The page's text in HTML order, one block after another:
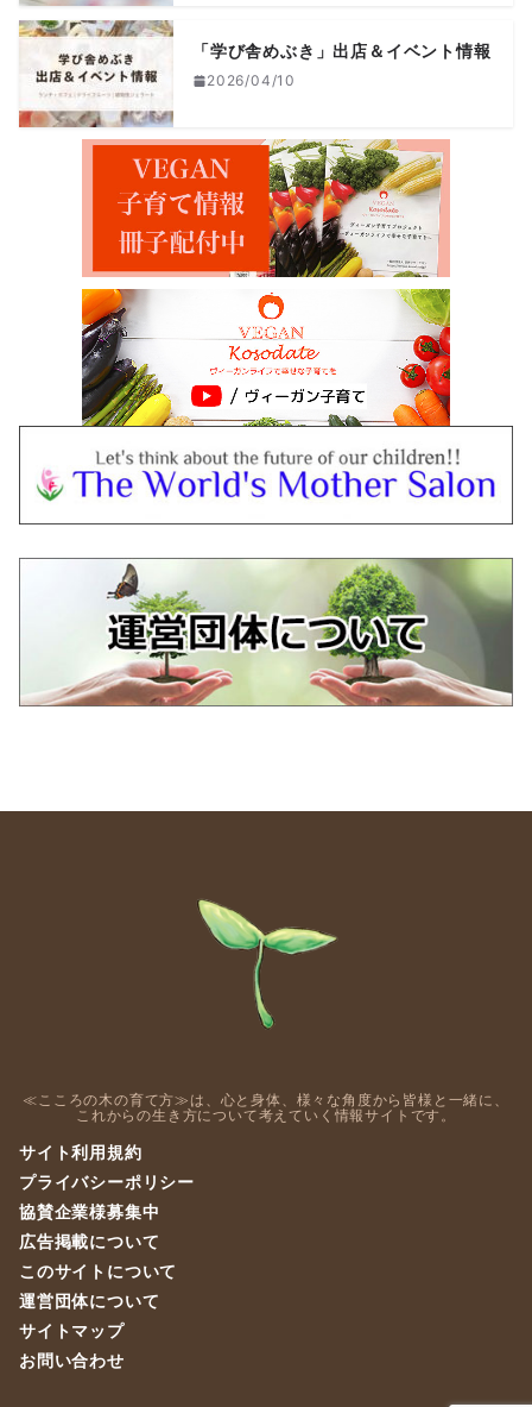
「学び舎めぶき」出店＆イベント情報
2026/04/10
≪こころの木の育て方≫は、心と身体、様々な角度から皆様と一緒に、
これからの生き方について考えていく情報サイトです。
サイト利用規約
プライバシーポリシー
協賛企業様募集中
広告掲載について
このサイトについて
運営団体について
サイトマップ
お問い合わせ